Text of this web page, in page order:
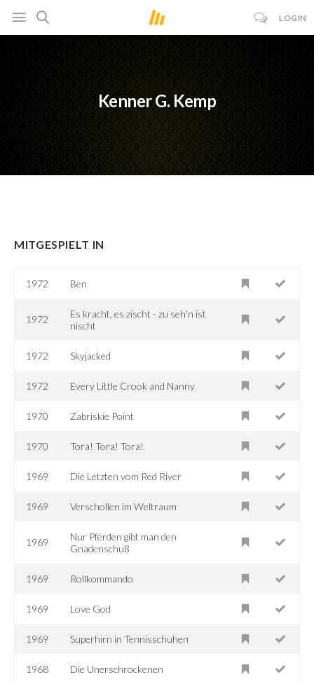
LOGIN
Kenner G. Kemp
MITGESPIELT IN
1972 Ben
1972
Es kracht, es zischt - zu seh'n ist
nischt
1972 Skyjacked
1972 Every Little Crook and Nanny
1970 Zabriskie Point
1970 Tora! Tora! Tora!
1969 Die Letzten vom Red River
1969 Verschollen im Weltraum
1969
Nur Pferden gibt man den
Gnadenschuß
1969 Rollkommando
1969 Love God
1969 Superhirn in Tennisschuhen
1968 Die Unerschrockenen